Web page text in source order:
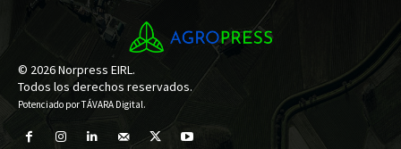
© 2026 Norpress EIRL.
Todos los derechos reservados.
Potenciado porTÁVARA Digital.